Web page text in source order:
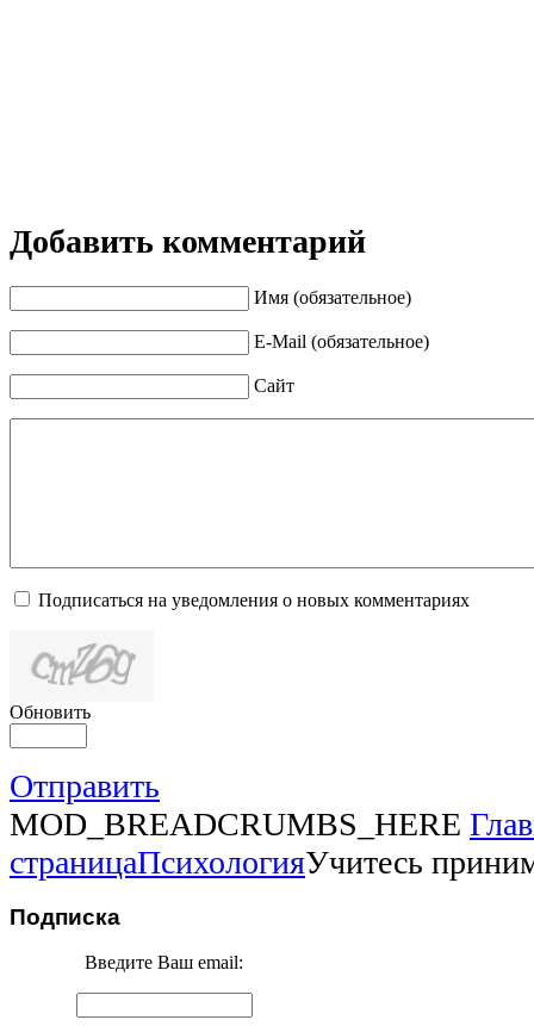
Добавить комментарий
Имя (обязательное)
E-Mail (обязательное)
Сайт
Подписаться на уведомления о новых комментариях
Обновить
Отправить
MOD_BREADCRUMBS_HERE
страницаПсихологияУчитесь
Подписка
Введите Ваш email: